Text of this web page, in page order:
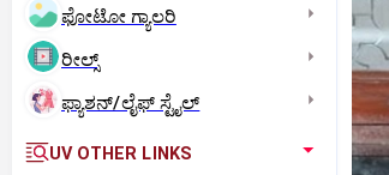
ಫೋಟೋ ಗ್ಯಾಲರಿ
ರೀಲ್ಸ್
ಫ್ಯಾಶನ್/ಲೈಫ್‌ ಸ್ಟೈಲ್
UV OTHER LINKS